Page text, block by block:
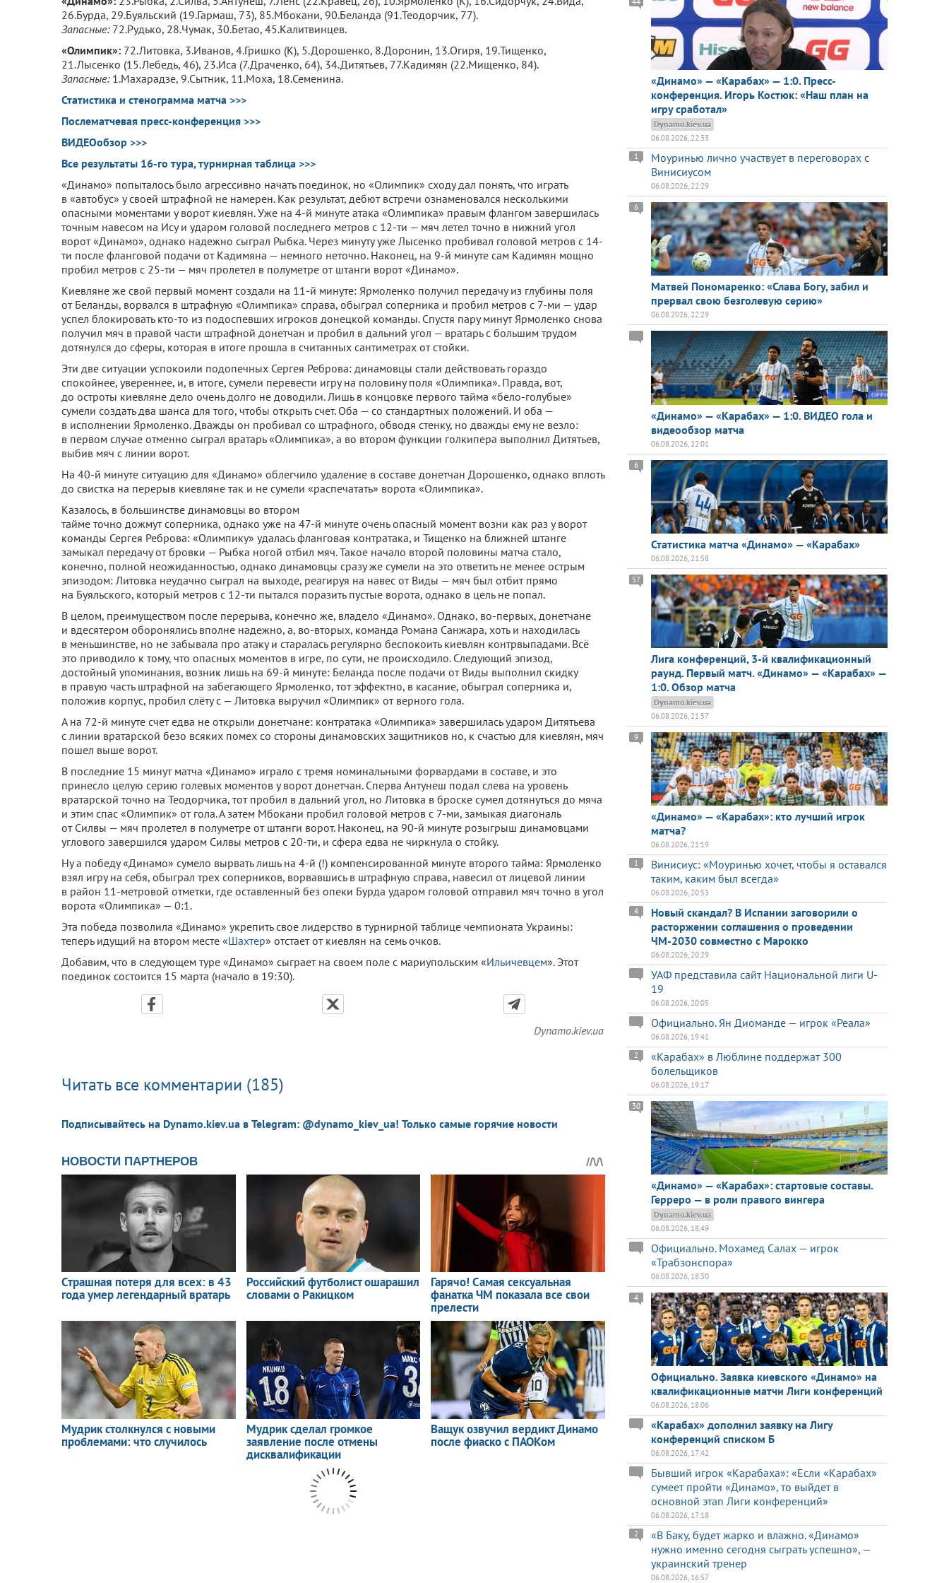
26.Бурда, 29.Буяльский (19.Гармаш, 73), 85.Мбокани, 90.Беланда (91.Теодорчик, 77).
Запасные:72.Рудько, 28.Чумак, 30.Бетао, 45.Калитвинцев.
«Олимпик»: 72.Литовка, 3.Иванов, 4.Гришко (К), 5.Дорошенко, 8.Доронин, 13.Огиря, 19.Тищенко,
21.Лысенко (15.Лебедь, 46), 23.Иса (7.Драченко, 64), 34.Дитятьев, 77.Кадимян (22.Мищенко, 84).
Запасные:1.Махарадзе, 9.Сытник, 11.Моха, 18.Семенина.
Статистика и стенограмма матча >>>
Послематчевая пресс-конференция >>>
ВИДЕОобзор >>>
Все результаты 16-го тура, турнирная таблица >>>
«Динамо» попыталось было агрессивно начать поединок, но «Олимпик» сходу дал понять, что играть
в «автобус» у своей штрафной не намерен. Как результат, дебют встречи ознаменовался несколькими
опасными моментами у ворот киевлян. Уже на 4-й минуте атака «Олимпика» правым флангом завершилась
точным навесом на Ису и ударом головой последнего метров с 12-ти — мяч летел точно в нижний угол
ворот «Динамо», однако надежно сыграл Рыбка. Через минуту уже Лысенко пробивал головой метров с 14-
ти после фланговой подачи от Кадимяна — немного неточно. Наконец, на 9-й минуте сам Кадимян мощно
пробил метров с 25-ти — мяч пролетел в полуметре от штанги ворот «Динамо».
Киевляне же свой первый момент создали на 11-й минуте: Ярмоленко получил передачу из глубины поля
от Беланды, ворвался в штрафную «Олимпика» справа, обыграл соперника и пробил метров с 7-ми — удар
успел блокировать кто-то из подоспевших игроков донецкой команды. Спустя пару минут Ярмоленко снова
получил мяч в правой части штрафной донетчан и пробил в дальний угол — вратарь с большим трудом
дотянулся до сферы, которая в итоге прошла в считанных сантиметрах от стойки.
Эти две ситуации успокоили подопечных Сергея Реброва: динамовцы стали действовать гораздо
спокойнее, увереннее, и, в итоге, сумели перевести игру на половину поля «Олимпика». Правда, вот,
до остроты киевляне дело очень долго не доводили. Лишь в концовке первого тайма «бело-голубые»
сумели создать два шанса для того, чтобы открыть счет. Оба — со стандартных положений. И оба —
в исполнении Ярмоленко. Дважды он пробивал со штрафного, обводя стенку, но дважды ему не везло:
в первом случае отменно сыграл вратарь «Олимпика», а во втором функции голкипера выполнил Дитятьев,
выбив мяч с линии ворот.
На 40-й минуте ситуацию для «Динамо» облегчило удаление в составе донетчан Дорошенко, однако вплоть
до свистка на перерыв киевляне так и не сумели «распечатать» ворота «Олимпика».
Казалось, в большинстве динамовцы во втором
тайме точно дожмут соперника, однако уже на 47-й минуте очень опасный момент возни как раз у ворот
команды Сергея Реброва: «Олимпику» удалась фланговая контратака, и Тищенко на ближней штанге
замыкал передачу от бровки — Рыбка ногой отбил мяч. Такое начало второй половины матча стало,
конечно, полной неожиданностью, однако динамовцы сразу же сумели на это ответить не менее острым
эпизодом: Литовка неудачно сыграл на выходе, реагируя на навес от Виды — мяч был отбит прямо
на Буяльского, который метров с 12-ти пытался поразить пустые ворота, однако в цель не попал.
В целом, преимуществом после перерыва, конечно же, владело «Динамо». Однако, во-первых, донетчане
и вдесятером оборонялись вполне надежно, а, во-вторых, команда Романа Санжара, хоть и находилась
в меньшинстве, но не забывала про атаку и старалась регулярно беспокоить киевлян контрвыпадами. Всё
это приводило к тому, что опасных моментов в игре, по сути, не происходило. Следующий эпизод,
достойный упоминания, возник лишь на 69-й минуте: Беланда после подачи от Виды выполнил скидку
в правую часть штрафной на забегающего Ярмоленко, тот эффектно, в касание, обыграл соперника и,
положив корпус, пробил слёту с — Литовка выручил «Олимпик» от верного гола.
А на 72-й минуте счет едва не открыли донетчане: контратака «Олимпика» завершилась ударом Дитятьева
с линии вратарской безо всяких помех со стороны динамовских защитников но, к счастью для киевлян, мяч
пошел выше ворот.
В последние 15 минут матча «Динамо» играло с тремя номинальными форвардами в составе, и это
принесло целую серию голевых моментов у ворот донетчан. Сперва Антунеш подал слева на уровень
вратарской точно на Теодорчика, тот пробил в дальний угол, но Литовка в броске сумел дотянуться до мяча
и этим спас «Олимпик» от гола. А затем Мбокани пробил головой метров с 7-ми, замыкая диагональ
от Силвы — мяч пролетел в полуметре от штанги ворот. Наконец, на 90-й минуте розыгрыш динамовцами
углового завершился ударом Силвы метров с 20-ти, и сфера едва не чиркнула о стойку.
Ну а победу «Динамо» сумело вырвать лишь на 4-й (!) компенсированной минуте второго тайма: Ярмоленко
взял игру на себя, обыграл трех соперников, ворвавшись в штрафную справа, навесил от лицевой линии
в район 11-метровой отметки, где оставленный без опеки Бурда ударом головой отправил мяч точно в угол
ворота «Олимпика» — 0:1.
Эта победа позволила «Динамо» укрепить свое лидерство в турнирной таблице чемпионата Украины:
теперь идущий на втором месте «Шахтер» отстает от киевлян на семь очков.
Добавим, что в следующем туре «Динамо» сыграет на своем поле с мариупольским «Ильичевцем». Этот
поединок состоится 15 марта (начало в 19:30).
Dynamo.kiev.ua
Читать все комментарии (185)
Подписывайтесь на Dynamo.kiev.ua в Telegram: @dynamo_kiev_ua! Только самые горячие новости
«Динамо» — «Карабах» — 1:0. Пресс-
конференция. Игорь Костюк: «Наш план на
игру сработал»
Dynamo.kiev.ua
06.08.2026, 22:33
Моуринью лично участвует в переговорах с
Винисиусом
1
06.08.2026, 22:29
Матвей Пономаренко: «Слава Богу, забил и
прервал свою безголевую серию»
6
06.08.2026, 22:29
«Динамо» — «Карабах» — 1:0. ВИДЕО гола и
видеообзор матча
06.08.2026, 22:01
Статистика матча «Динамо» — «Карабах»
6
06.08.2026, 21:58
Лига конференций, 3-й квалификационный
раунд. Первый матч. «Динамо» — «Карабах» —
1:0. Обзор матча
57
Dynamo.kiev.ua
06.08.2026, 21:57
«Динамо» — «Карабах»: кто лучший игрок
матча?
9
06.08.2026, 21:19
Винисиус: «Моуринью хочет, чтобы я оставался
таким, каким был всегда»
1
06.08.2026, 20:53
Новый скандал? В Испании заговорили о
расторжении соглашения о проведении
ЧМ-2030 совместно с Марокко
4
06.08.2026, 20:29
УАФ представила сайт Национальной лиги U-
19
06.08.2026, 20:05
Официально. Ян Диоманде — игрок «Реала»
06.08.2026, 19:41
«Карабах» в Люблине поддержат 300
болельщиков
2
06.08.2026, 19:17
«Динамо» — «Карабах»: стартовые составы.
Герреро — в роли правого вингера
30
Dynamo.kiev.ua
06.08.2026, 18:49
Официально. Мохамед Салах — игрок
«Трабзонспора»
06.08.2026, 18:30
Официально. Заявка киевского «Динамо» на
квалификационные матчи Лиги конференций
4
06.08.2026, 18:06
«Карабах» дополнил заявку на Лигу
конференций списком Б
06.08.2026, 17:42
Бывший игрок «Карабаха»: «Если «Карабах»
сумеет пройти «Динамо», то выйдет в
основной этап Лиги конференций»
06.08.2026, 17:18
«В Баку, будет жарко и влажно. «Динамо»
нужно именно сегодня сыграть успешно», —
украинский тренер
2
06.08.2026, 16:57